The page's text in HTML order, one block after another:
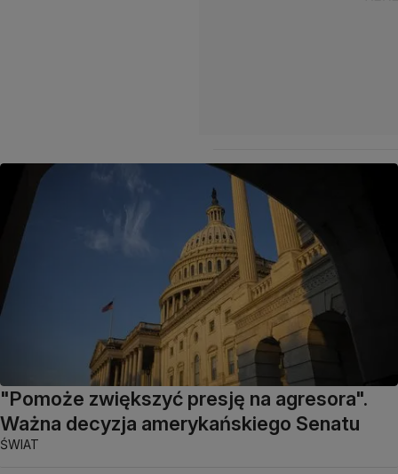
"Pomoże zwiększyć presję na agresora".
Ważna decyzja amerykańskiego Senatu
ŚWIAT